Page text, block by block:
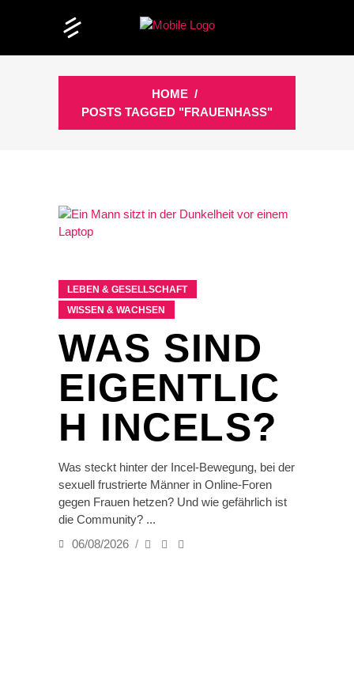
HOME /
POSTS TAGGED "FRAUENHASS"
LEBEN & GESELLSCHAFT
WISSEN & WACHSEN
WAS SIND
EIGENTLIC
H INCELS?
Was steckt hinter der Incel-Bewegung, bei der
sexuell frustrierte Männer in Online-Foren
gegen Frauen hetzen? Und wie gefährlich ist
die Community?
06/08/2026